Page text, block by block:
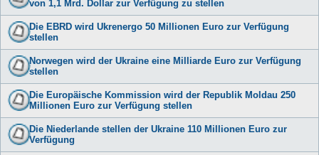
von 1,1 Mrd. Dollar zur Verfügung zu stellen
Die EBRD wird Ukrenergo 50 Millionen Euro zur Verfügung
stellen
Norwegen wird der Ukraine eine Milliarde Euro zur Verfügung
stellen
Die Europäische Kommission wird der Republik Moldau 250
Millionen Euro zur Verfügung stellen
Die Niederlande stellen der Ukraine 110 Millionen Euro zur
Verfügung